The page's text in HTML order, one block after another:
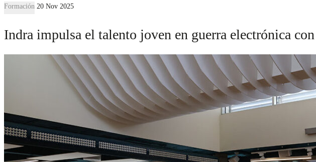
Formación 20 Nov 2025
Indra impulsa el talento joven en guerra electrónica